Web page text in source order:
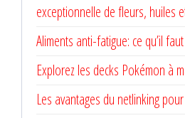
exceptionnelle de fleurs, huiles
Aliments anti-fatigue: ce qu’il
Explorez les decks Pokémon à
Les avantages du netlinking